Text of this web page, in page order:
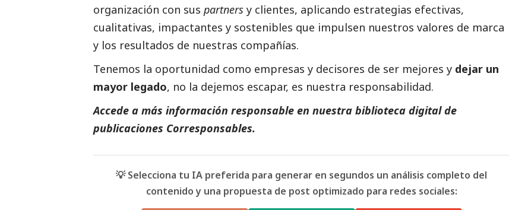
organización con sus partners y clientes, aplicando estrategias efectivas,
cualitativas, impactantes y sostenibles que impulsen nuestros valores de marca
y los resultados de nuestras compañías.
Tenemos la oportunidad como empresas y decisores de ser mejores y dejar un
mayor legado, no la dejemos escapar, es nuestra responsabilidad.
Accede a más información responsable en nuestra biblioteca digital de
publicaciones Corresponsables.
💡 Selecciona tu IA preferida para generar en segundos un análisis completo del
contenido y una propuesta de post optimizado para redes sociales: